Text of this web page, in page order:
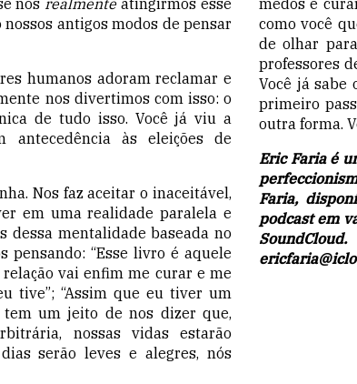
nós realmenteatingirmos esse
antigos modos de pensar
humanos adoram reclamar e
nos divertimos com isso: o
de tudo isso. Você já viu a
antecedência às eleições de
Nos faz aceitar o inaceitável,
em uma realidade paralela e
dessa mentalidade baseada no
pensando: “Esse livro é aquele
relação vai enfim me curar e me
tive”; “Assim que eu tiver um
um jeito de nos dizer que,
nossas vidas estarão
serão leves e alegres, nós
medos e
como você
de olhar
professores
Você já sabe
primeiro
outra forma.
Eric Faria é
Faria,
podcast em
SoundCloud.